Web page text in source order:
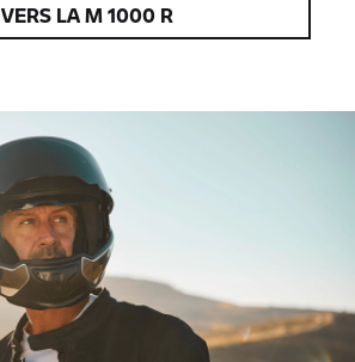
VERS LA M 1000 R